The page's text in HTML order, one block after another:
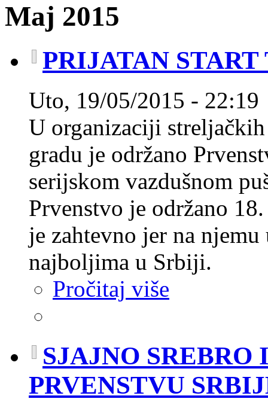
Maj 2015
PRIJATAN
Uto, 19/05/2015 - 22:19
U organizaciji
gradu je održano
serijskom vazdušnom
Prvenstvo je održano
je zahtevno jer na
najboljima u Srbiji.
Pročitaj više
SJAJNO SREBRO
PRVENSTVU